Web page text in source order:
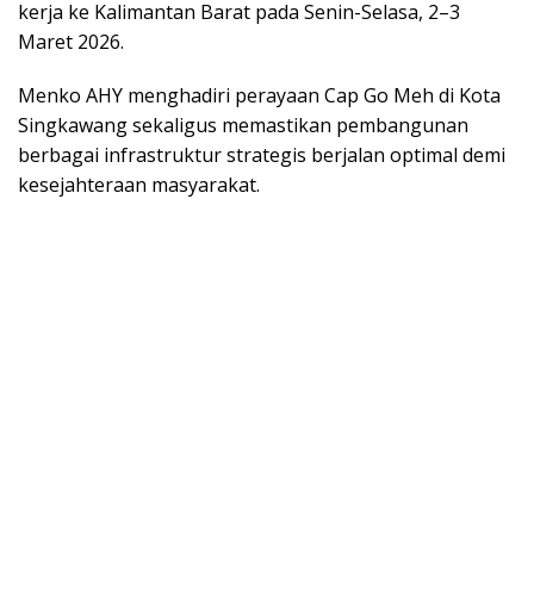
kerja ke Kalimantan Barat pada Senin-Selasa, 2–3
Maret 2026.
Menko AHY menghadiri perayaan Cap Go Meh di Kota
Singkawang sekaligus memastikan pembangunan
berbagai infrastruktur strategis berjalan optimal demi
kesejahteraan masyarakat.